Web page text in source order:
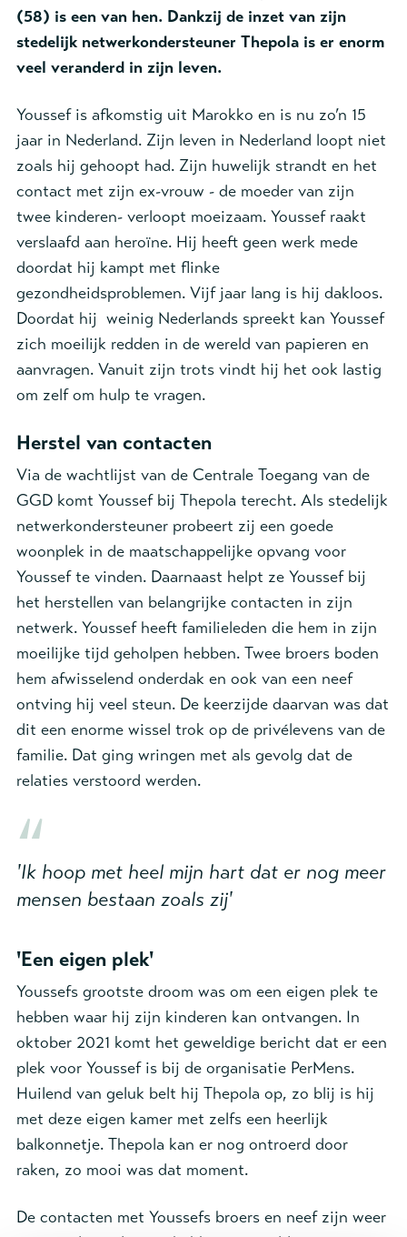
(58) is een van hen. Dankzij de inzet van zijn
stedelijk netwerkondersteuner Thepola is er enorm
veel veranderd in zijn leven.
Youssef is afkomstig uit Marokko en is nu zo’n 15
jaar in Nederland. Zijn leven in Nederland loopt niet
zoals hij gehoopt had. Zijn huwelijk strandt en het
contact met zijn ex-vrouw - de moeder van zijn
twee kinderen- verloopt moeizaam. Youssef raakt
verslaafd aan heroïne. Hij heeft geen werk mede
doordat hij kampt met flinke
gezondheidsproblemen. Vijf jaar lang is hij dakloos.
Doordat hij weinig Nederlands spreekt kan Youssef
zich moeilijk redden in de wereld van papieren en
aanvragen. Vanuit zijn trots vindt hij het ook lastig
om zelf om hulp te vragen.
Herstel van contacten
Via de wachtlijst van de Centrale Toegang van de
GGD komt Youssef bij Thepola terecht. Als stedelijk
netwerkondersteuner probeert zij een goede
woonplek in de maatschappelijke opvang voor
Youssef te vinden. Daarnaast helpt ze Youssef bij
het herstellen van belangrijke contacten in zijn
netwerk. Youssef heeft familieleden die hem in zijn
moeilijke tijd geholpen hebben. Twee broers boden
hem afwisselend onderdak en ook van een neef
ontving hij veel steun. De keerzijde daarvan was dat
dit een enorme wissel trok op de privélevens van de
familie. Dat ging wringen met als gevolg dat de
relaties verstoord werden.
'Ik hoop met heel mijn hart dat er nog meer
mensen bestaan zoals zij'
'Een eigen plek'
Youssefs grootste droom was om een eigen plek te
hebben waar hij zijn kinderen kan ontvangen. In
oktober 2021 komt het geweldige bericht dat er een
plek voor Youssef is bij de organisatie PerMens.
Huilend van geluk belt hij Thepola op, zo blij is hij
met deze eigen kamer met zelfs een heerlijk
balkonnetje. Thepola kan er nog ontroerd door
raken, zo mooi was dat moment.
De contacten met Youssefs broers en neef zijn weer